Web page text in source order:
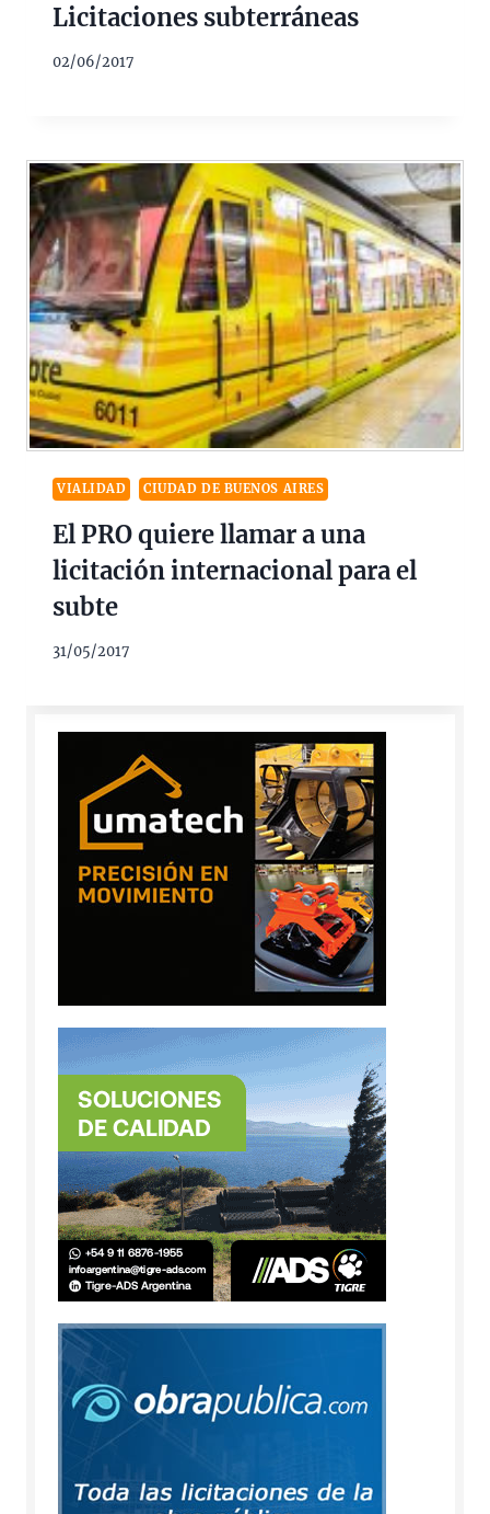
Licitaciones subterráneas
02/06/2017
VIALIDAD CIUDAD DE BUENOS AIRES
El PRO quiere llamar a una
licitación internacional para el
subte
31/05/2017